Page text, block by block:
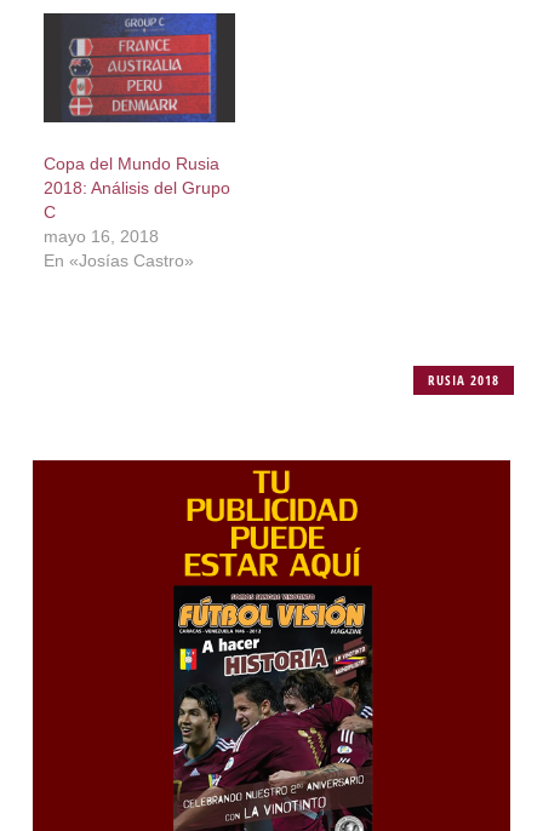
Copa del Mundo Rusia
2018: Análisis del Grupo
C
mayo 16, 2018
En «Josías Castro»
RUSIA 2018